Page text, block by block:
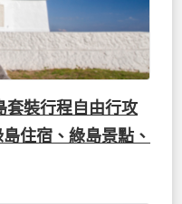
套裝行程自由行攻
住宿、綠島景點、